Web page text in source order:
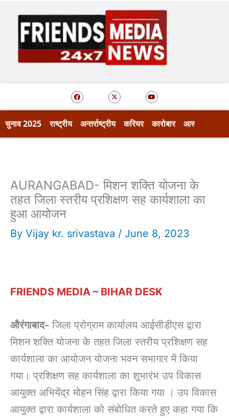
content
F
a
c
e
X
-
t
w
t
t
r
Y
o
u
t
b
e
चुनाव 2025 राष्ट्रीय अन्तर्राष्ट्रीय करियर कारोबार आस्था
AURANGABAD- मिशन शक्ति योजना के
तहत जिला स्तरीय प्रशिक्षण सह कार्यशाला का
हुआ आयोजन
By Vijay kr. srivastava / June 8, 2023
FRIENDS MEDIA – BIHAR DESK
औरंगाबाद- जिला प्रोग्राम कार्यालय आईसीडीएस द्वारा
मिशन शक्ति योजना के तहत जिला स्तरीय प्रशिक्षण सह
कार्यशाला का आयोजन योजना भवन सभागार में किया
गया। प्रशिक्षण सह कार्यशाला का शुभारंभ उप विकास
आयुक्त अभियेंद्र मोहन सिंह द्वारा किया गया । उप विकास
आयुक्त द्वारा कार्यशाला को संबोधित करते हुए कहा गया कि